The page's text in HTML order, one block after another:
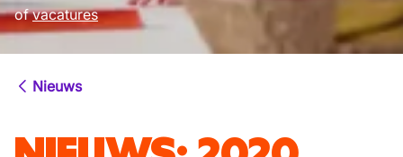
of vacatures
Nieuws